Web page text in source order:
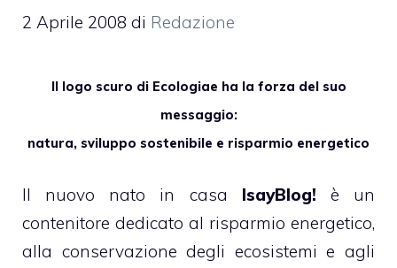
2 Aprile 2008 di Redazione
Il logo scuro di Ecologiae ha la forza del suo
messaggio:
natura, sviluppo sostenibile e risparmio energetico
Il nuovo nato in casa IsayBlog! è un
contenitore dedicato al risparmio energetico,
alla conservazione degli ecosistemi e agli